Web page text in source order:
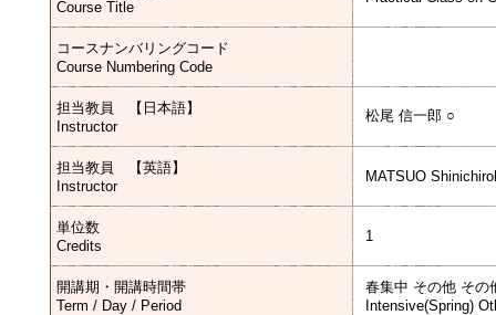
Course Title
コースナンバリングコード
Course Numbering Code
担当教員 【日本語】
Instructor
松尾 信一郎 ○
担当教員 【英語】
Instructor
MATSUO
単位数
Credits
1
開講期・開講時間帯
Term / Day / Period
春集中 その他 その
Intensive(Spring)